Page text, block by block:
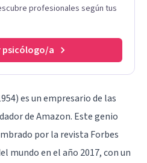
profesionales según tus
psicólogo/a
es un empresario de las
de Amazon. Este genio
por la revista Forbes
mundo en el año 2017, conun